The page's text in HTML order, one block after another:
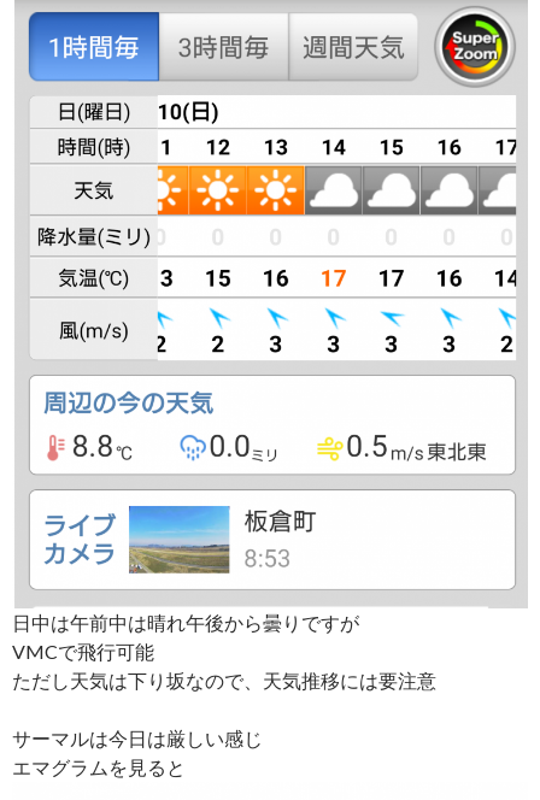
日中は午前中は晴れ午後から曇りですが
VMCで飛行可能
ただし天気は下り坂なので、天気推移には要注意
サーマルは今日は厳しい感じ
エマグラムを見ると